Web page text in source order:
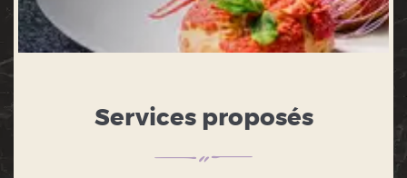
Services proposés